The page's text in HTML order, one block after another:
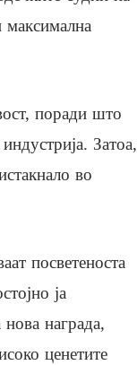
максимална
поради што
Затоа,
во
посветеноста
ја
нова награда,
ценетите